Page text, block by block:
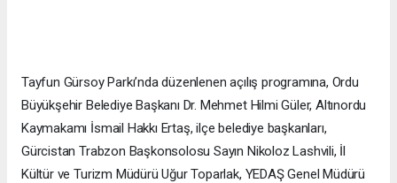
Tayfun Gürsoy Parkı’nda düzenlenen açılış programına, Ordu
Büyükşehir Belediye Başkanı Dr. Mehmet Hilmi Güler, Altınordu
Kaymakamı İsmail Hakkı Ertaş, ilçe belediye başkanları,
Gürcistan Trabzon Başkonsolosu Sayın Nikoloz Lashvili, İl
Kültür ve Turizm Müdürü Uğur Toparlak, YEDAŞ Genel Müdürü